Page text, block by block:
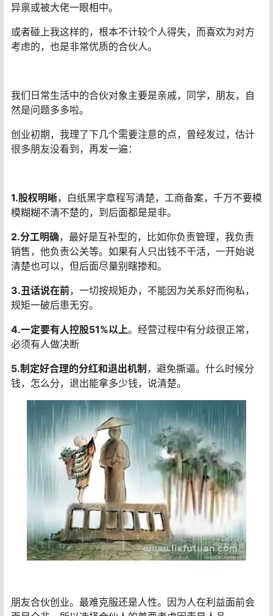
异禀或被大佬一眼相中。
或者碰上我这样的，根本不计较个人得失，而喜欢为对方
考虑的，也是非常优质的合伙人。
我们日常生活中的合伙对象主要是亲戚，同学，朋友，自
然是问题多多啦。
创业初期，我理了下几个需要注意的点，曾经发过，估计
很多朋友没看到，再发一遍：
1.股权明晰，白纸黑字章程写清楚，工商备案，千万不要模
模糊糊不清不楚的，到后面都是是非。
2.分工明确，最好是互补型的，比如你负责管理，我负责
销售，他负责公关等。如果有人只出钱不干活，一开始说
清楚也可以，但后面尽量别瞎掺和。
3.丑话说在前，一切按规矩办，不能因为关系好而徇私，
规矩一破后患无穷。
4.一定要有人控股51%以上。经营过程中有分歧很正常，
必须有人做决断
5.制定好合理的分红和退出机制 ，避免撕逼。什么时候分
钱，怎么分，退出能拿多少钱，说清楚。
朋友合伙创业。最难克服还是人性。因为人在利益面前会